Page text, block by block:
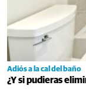
Adiós a la cal del baño
¿Y si pudieras